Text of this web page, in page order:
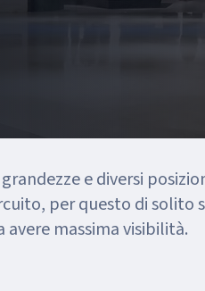
e diversi
per questo di solito
massima visibilità.